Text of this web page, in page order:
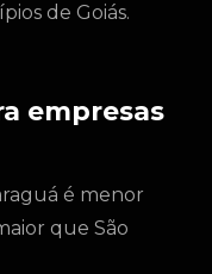
de Goiás.
empresas
é menor
que São